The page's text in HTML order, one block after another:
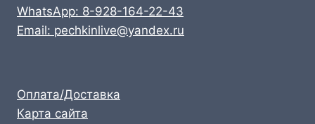
WhatsApp: 8-928-164-22-43
Email: pechkinlive@yandex.ru
Оплата/Доставка
Карта сайта